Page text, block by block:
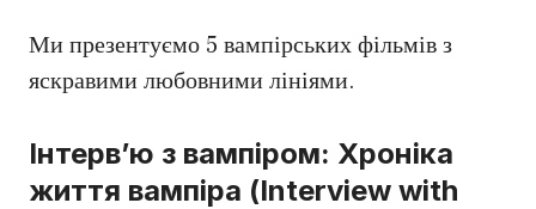
Ми презентуємо 5 вампірських фільмів з
яскравими любовними лініями.
Інтерв’ю з вампіром: Хроніка
життя вампіра (Interview with